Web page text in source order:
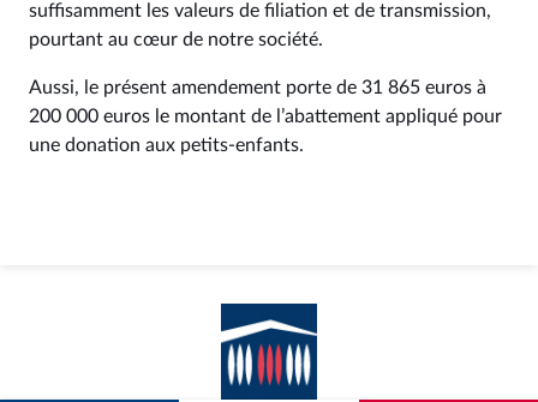
suffisamment les valeurs de filiation et de transmission,
pourtant au cœur de notre société.
Aussi, le présent amendement porte de 31 865 euros à
200 000 euros le montant de l’abattement appliqué pour
une donation aux petits-enfants.